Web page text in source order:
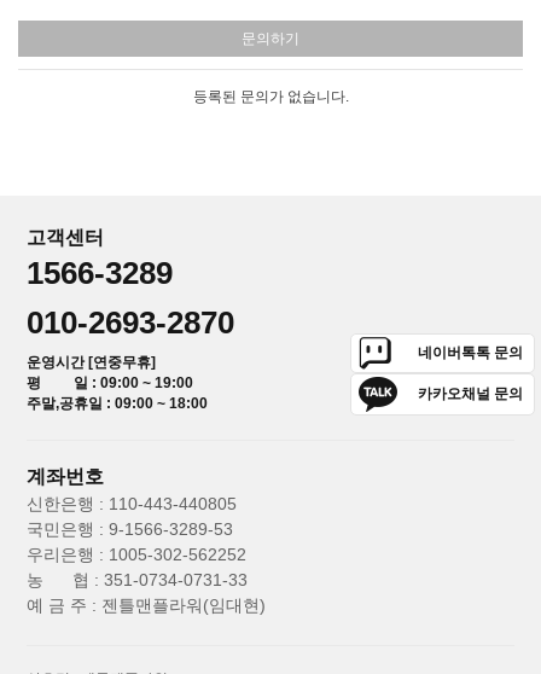
문의하기
등록된 문의가 없습니다.
고객센터
1566-3289
010-2693-2870
운영시간 [연중무휴]
평 일 : 09:00 ~ 19:00
주말,공휴일 : 09:00 ~ 18:00
네이버톡톡 문의
카카오채널 문의
계좌번호
신한은행 : 110-443-440805
국민은행 : 9-1566-3289-53
우리은행 : 1005-302-562252
농 협 : 351-0734-0731-33
예 금 주 : 젠틀맨플라워(임대현)